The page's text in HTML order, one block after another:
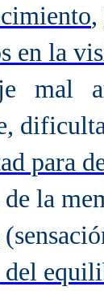
,
en la
mal
para
la
del